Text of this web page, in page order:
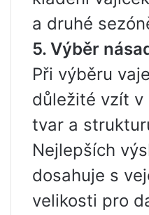
a druhé
5. Výběr
Při výběru
důležité vzít v
tvar a
Nejlepších
dosahuje s
velikosti pro